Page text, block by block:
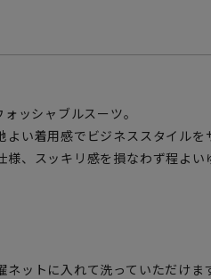
ッシャブルスーツ。
い着用感でビジネススタイルを
、スッキリ感を損なわず程よい
ットに入れて洗っていただけま